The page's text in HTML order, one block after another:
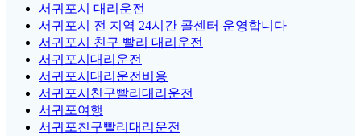
서귀포시 대리운전
서귀포시 전 지역 24시간 콜센터 운영합니다
서귀포시 친구 빨리 대리운전
서귀포시대리운전
서귀포시대리운전비용
서귀포시친구빨리대리운전
서귀포여행
서귀포친구빨리대리운전